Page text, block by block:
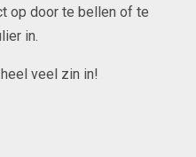
op door te bellen of te
in.
veel zin in!